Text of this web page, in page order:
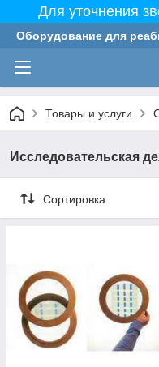
Для уточнения
Оборудование для
Товары и услуги
Исследовательская
Сортировка